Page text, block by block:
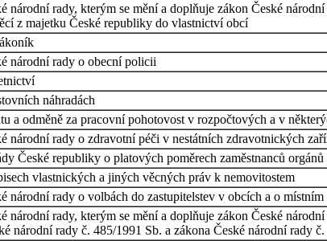
národní rady, kterým se mění a doplňuje zákon České
z majetku České republiky do vlastnictví obcí
národní rady o obecní policii
náhradách
a odměně za pracovní pohotovost v rozpočtových a v
národní rady o zdravotní péči v nestátních zdravotnických
České republiky o platových poměrech zaměstnanců
vlastnických a jiných věcných práv k nemovitostem
národní rady o volbách do zastupitelstev v obcích a o místním
národní rady, kterým se mění a doplňuje zákon České
národní rady č. 485/1991 Sb. a zákona České národní rady